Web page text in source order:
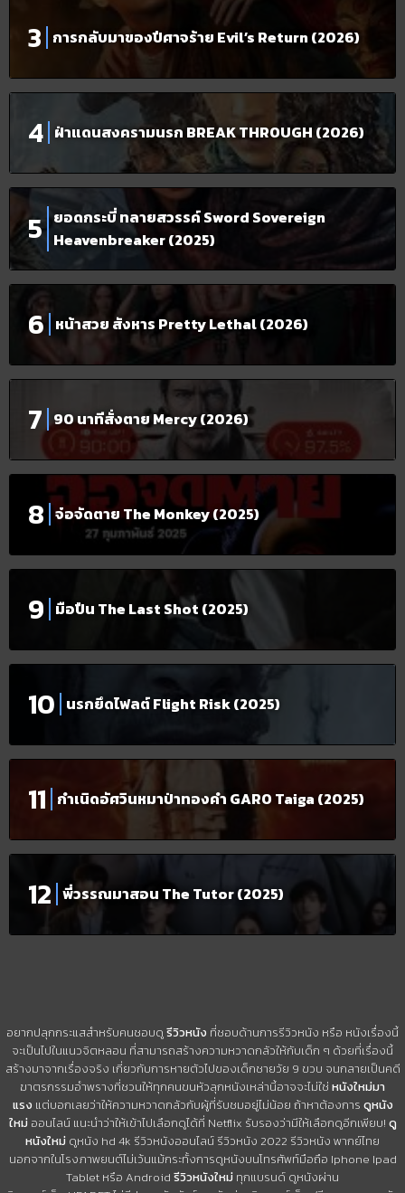
การกลับมาของปีศาจร้าย Evil’s Return (2026)
ฝ่าแดนสงครามนรก BREAK THROUGH (2026)
ยอดกระบี่ ทลายสวรรค์ Sword Sovereign
Heavenbreaker (2025)
หน้าสวย สังหาร Pretty Lethal (2026)
90 นาทีสั่งตาย Mercy (2026)
จ๋อจัดตาย The Monkey (2025)
มือปืน The Last Shot (2025)
นรกยึดไฟลต์ Flight Risk (2025)
กำเนิดอัศวินหมาป่าทองคำ GARO Taiga (2025)
พี่วรรณมาสอน The Tutor (2025)
อยากปลุกกระแสสำหรับคนชอบดูรีวิวหนัง ที่ชอบด้านการรีวิวหนัง หรือ หนังเรื่องนี้
จะเป็นไปในแนวจิตหลอน ที่สามารถสร้างความหวาดกลัวให้กับเด็ก ๆ ด้วยที่เรื่องนี้
สร้างมาจากเรื่องจริง เกี่ยวกับการหายตัวไปของเด็กชายวัย 9 ขวบ จนกลายเป็นคดี
ฆาตรกรรมอำพรางที่ชวนให้ทุกคนขนหัวลุกหนังเหล่านี้อาจจะไม่ใช่ หนังใหม่มา
แรง แต่บอกเลยว่าให้ความหวาดกลัวกับผู้ที่รับชมอยู่ไม่น้อย ถ้าหาต้องการ ดูหนัง
ใหม่ ออนไลน์ แนะนำว่าให้เข้าไปเลือกดูได้ที่ Netflix รับรองว่ามีให้เลือกดูอีกเพียบ! ดู
หนังใหม่ ดูหนัง hd 4k รีวิวหนังออนไลน์ รีวิวหนัง 2022 รีวิวหนัง พากย์ไทย
นอกจากในโรงภาพยนต์ไม่เว้นแม้กระทั้งการดูหนังบนโทรศัพท์มือถือ Iphone Ipad
Tablet หรือ Android รีวิวหนังใหม่ ทุกแบรนด์ ดูหนังผ่าน